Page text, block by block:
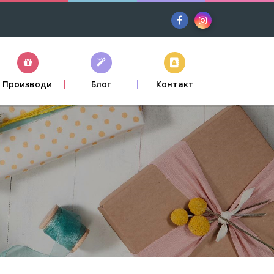
Производи Блог Контакт